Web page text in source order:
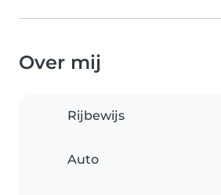
Over mij
Rijbewijs
Auto